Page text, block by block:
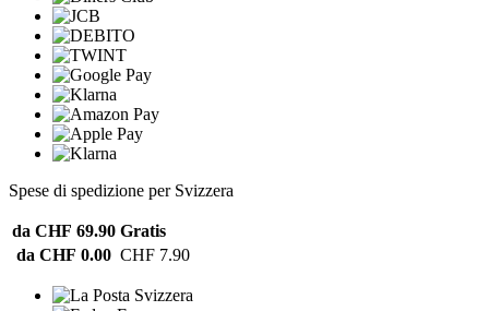
Spese di spedizione per Svizzera
da CHF 69.90 Gratis
da CHF 0.00 CHF 7.90